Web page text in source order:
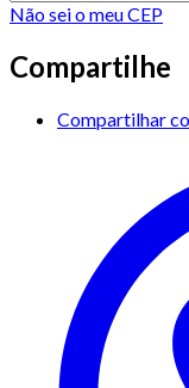
Não sei o meu CEP
Compartilhe
Compartilhar